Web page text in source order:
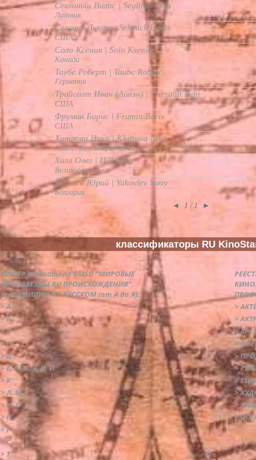
Сеглиньш Вилис | Seglinsh Vilis
Латвия
Селзник Льюис | Selznick Lewis
США
Соло Ксения | Solo Ksenia
Канада
Таубе Роберт | Taube Robert
Германия
Трайсолт Иван (Айвэн) | Triesault Ivan
США
Фрумин Борис | Frumin Boris
США
Хитрова Ника | Khitrova Nika
США / Великобритания
Хилл Олег | Hill Oleg
Великобритания
Яковлев Юрий | Yakovlev Yuriy
Болгария
◄
1 / 1 ►
классификаторы RU
РЕЕСТР агрегатора DMSD "МИРОВЫЕ
КИНОЗВЕЗДЫ RU ПРОИСХОЖДЕНИЯ"
по ФАМИЛИИ НА РУССКОМ (от А до Я):
> А
> Б
> В
> Г
> Д
> Е, Ё, Ж, З, И, Й
> К
> Л, М
> Н, О
> П
> Р
> С
> Т
>
>
>
>
>
>
>
>
>
>